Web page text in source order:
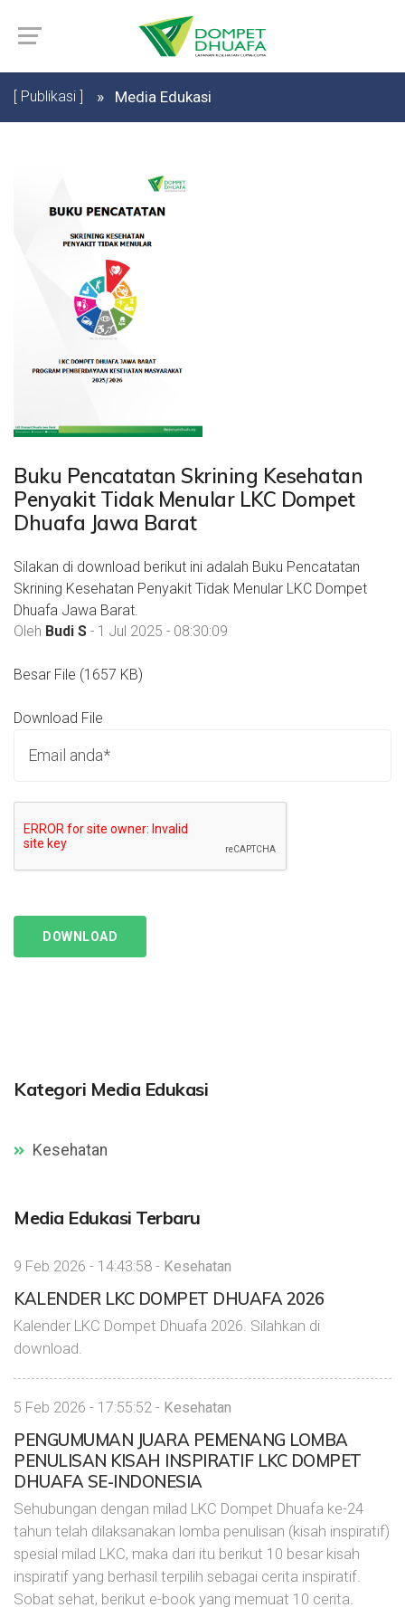
[ Publikasi ] Media Edukasi
Buku Pencatatan Skrining Kesehatan
Penyakit Tidak Menular LKC Dompet
Dhuafa Jawa Barat
Silakan di download berikut ini adalah Buku Pencatatan
Skrining Kesehatan Penyakit Tidak Menular LKC Dompet
Dhuafa Jawa Barat.
Oleh Budi S - 1 Jul 2025 - 08:30:09
Besar File (1657 KB)
Download File
DOWNLOAD
Kategori Media Edukasi
Kesehatan
Media Edukasi Terbaru
9 Feb 2026 - 14:43:58 - Kesehatan
KALENDER LKC DOMPET DHUAFA 2026
Kalender LKC Dompet Dhuafa 2026. Silahkan di
download.
5 Feb 2026 - 17:55:52 - Kesehatan
PENGUMUMAN JUARA PEMENANG LOMBA
PENULISAN KISAH INSPIRATIF LKC DOMPET
DHUAFA SE-INDONESIA
Sehubungan dengan milad LKC Dompet Dhuafa ke-24
tahun telah dilaksanakan lomba penulisan (kisah inspiratif)
spesial milad LKC, maka dari itu berikut 10 besar kisah
inspiratif yang berhasil terpilih sebagai cerita inspiratif.
Sobat sehat, berikut e-book yang memuat 10 cerita.